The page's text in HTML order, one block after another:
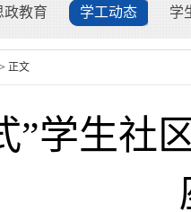
政教育 学工动态 学
> 正文
”学生